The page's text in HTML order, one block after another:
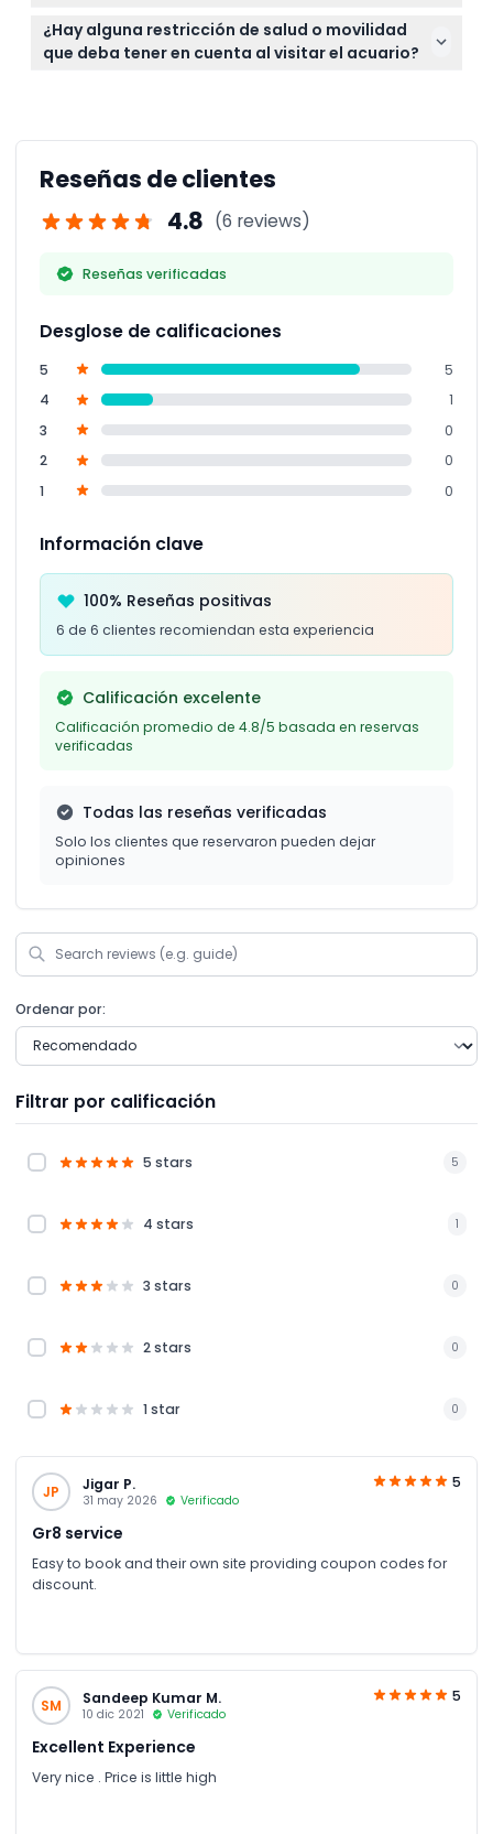
cancelación.
Se permite la fotografía en todo el acuario, pero el
uso de flash puede estar restringido en algunas
áreas para proteger la vida marina.
¿Hay alguna restricción de salud o movilidad
que deba tener en cuenta al visitar el acuario?
iluminación.
Reseñas de clientes
4.8 (6 reviews)
Reseñas verificadas
Desglose de calificaciones
5
5
4
1
3
0
2
0
1
0
Información clave
100% Reseñas positivas
6 de 6 clientes recomiendan esta experiencia
Calificación excelente
Calificación promedio de 4.8/5 basada en reservas
verificadas
Todas las reseñas verificadas
Solo los clientes que reservaron pueden dejar
opiniones
Ordenar por:
Filtrar por calificación
5 stars 5
4 stars 1
3 stars 0
2 stars 0
1 star 0
JP Jigar P.
31 may 2026 Verificado
5
Gr8 service
Easy to book and their own site providing coupon codes for
discount.
SM Sandeep Kumar M.
10 dic 2021 Verificado
5
Excellent Experience
Very nice . Price is little high